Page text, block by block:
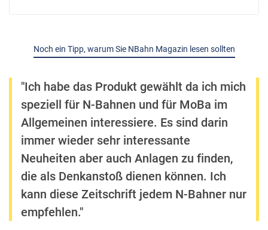
Noch ein Tipp, warum Sie NBahn Magazin lesen sollten
"Ich habe das Produkt gewählt da ich mich
speziell für N-Bahnen und für MoBa im
Allgemeinen interessiere. Es sind darin
immer wieder sehr interessante
Neuheiten aber auch Anlagen zu finden,
die als Denkanstoß dienen können. Ich
kann diese Zeitschrift jedem N-Bahner nur
empfehlen."